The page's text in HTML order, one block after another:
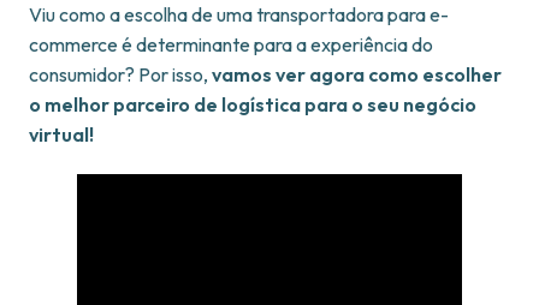
Viu como a escolha de uma transportadora para e-
commerce é determinante para a experiência do
consumidor? Por isso, vamos ver agora como escolher
o melhor parceiro de logística para o seu negócio
virtual!